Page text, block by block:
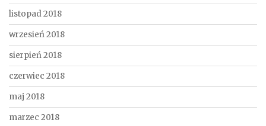
listopad 2018
wrzesień 2018
sierpień 2018
czerwiec 2018
maj 2018
marzec 2018